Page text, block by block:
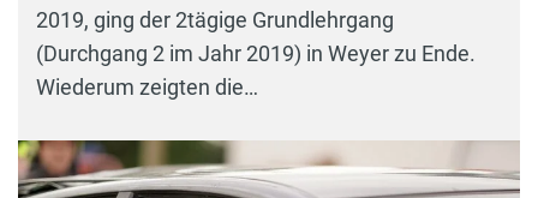
2019, ging der 2tägige Grundlehrgang
(Durchgang 2 im Jahr 2019) in Weyer zu Ende.
Wiederum zeigten die…